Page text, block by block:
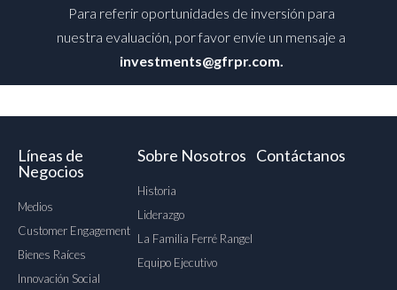
Para referir oportunidades de inversión para
nuestra evaluación, por favor envíe un mensaje a
investments@gfrpr.com.
Líneas de
Negocios
Medios
Customer Engagement
Bienes Raíces
Innovación Social
Sobre Nosotros
Historia
Liderazgo
La Familia Ferré Rangel
Equipo Ejecutivo
Contáctanos